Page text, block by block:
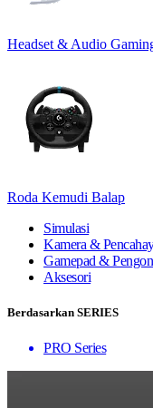
Headset & Audio
Roda Kemudi Balap
Simulasi
Kamera &
Gamepad &
Aksesori
Berdasarkan SERIES
PRO Series